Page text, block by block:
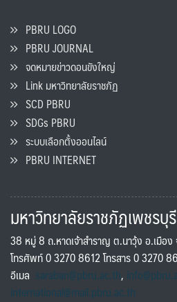
PBRU LOGO
PBRU JOURNAL
จดหมายข่าวดอนขังใหญ่
Link มหาวิทยาลัยราชภัฏ
SCD PBRU
SDGs PBRU
ระบบเลือกตั้งออนไลน์
PBRU INTERNET
มหาวิทยาลัยราชภัฏเพชรบุรี
38 หมู่ 8 ถ.หาดเจ้าสำราญ ต.นาวุ้ง อ.เมือ
โทรศัพท์ 0 3270 8612 โทรสาร 0 3270
อีเมล saraban@pbru.ac.th,
international@mail.pbru.ac.th